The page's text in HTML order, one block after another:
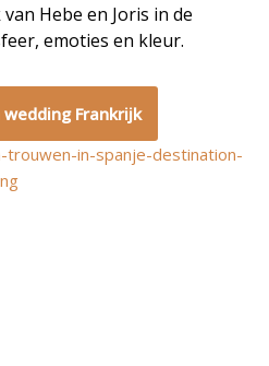
Hebe en Joris in de
emoties en kleur.
Frankrijk